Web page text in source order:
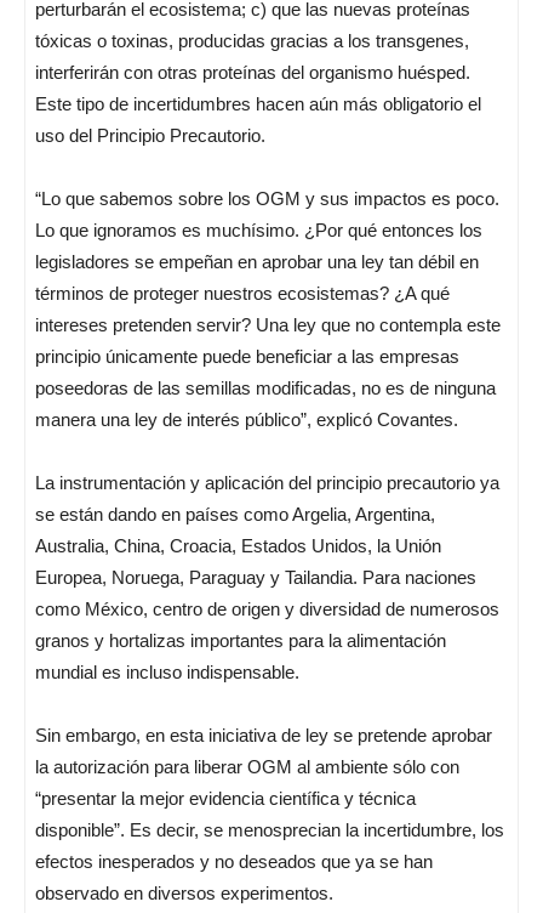
perturbarán el ecosistema; c) que las nuevas proteínas
tóxicas o toxinas, producidas gracias a los transgenes,
interferirán con otras proteínas del organismo huésped.
Este tipo de incertidumbres hacen aún más obligatorio el
uso del Principio Precautorio.
“Lo que sabemos sobre los OGM y sus impactos es poco.
Lo que ignoramos es muchísimo. ¿Por qué entonces los
legisladores se empeñan en aprobar una ley tan débil en
términos de proteger nuestros ecosistemas? ¿A qué
intereses pretenden servir? Una ley que no contempla este
principio únicamente puede beneficiar a las empresas
poseedoras de las semillas modificadas, no es de ninguna
manera una ley de interés público”, explicó Covantes.
La instrumentación y aplicación del principio precautorio ya
se están dando en países como Argelia, Argentina,
Australia, China, Croacia, Estados Unidos, la Unión
Europea, Noruega, Paraguay y Tailandia. Para naciones
como México, centro de origen y diversidad de numerosos
granos y hortalizas importantes para la alimentación
mundial es incluso indispensable.
Sin embargo, en esta iniciativa de ley se pretende aprobar
la autorización para liberar OGM al ambiente sólo con
“presentar la mejor evidencia científica y técnica
disponible”. Es decir, se menosprecian la incertidumbre, los
efectos inesperados y no deseados que ya se han
observado en diversos experimentos.